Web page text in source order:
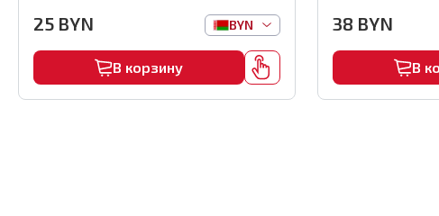
арт.DBW35
25 BYN BYN
В корзину
арт.DBW55
38 BYN
В